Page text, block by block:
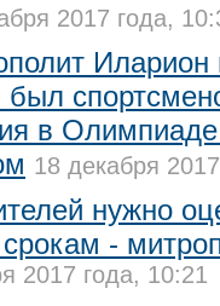
2017 года,
Иларион
в
18 декабря
нужно
-
2017 года, 10:21